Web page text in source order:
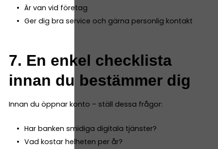
Är van vid företag
Ger dig bra service och gärna personlig kontakt
7. En enkel checklista
innan du bestämmer dig
Innan du öppnar konto – ställ dessa frågor:
Har banken smidiga digitala tjänster?
Vad kostar helheten per år?